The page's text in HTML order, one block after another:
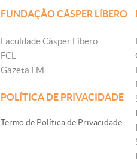
FUNDAÇÃO CÁSPER LÍBERO
Faculdade Cásper Líbero
FCL
Gazeta FM
POLÍTICA DE PRIVACIDADE
Termo de Política de Privacidade